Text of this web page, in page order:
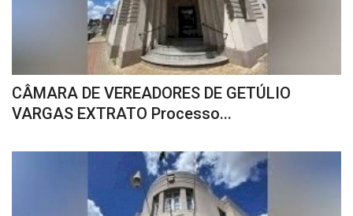
CÂMARA DE VEREADORES DE GETÚLIO
VARGAS EXTRATO Processo...